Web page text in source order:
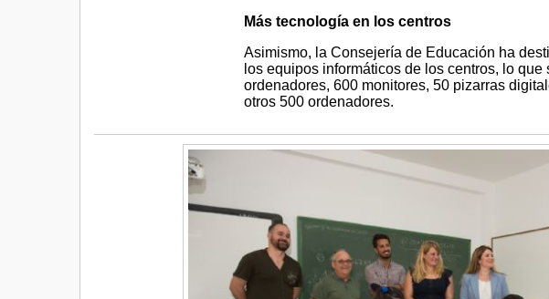
Más tecnología en los centros
Asimismo, la Consejería de Educación ha
los equipos informáticos de los centros, lo
ordenadores, 600 monitores, 50 pizarras
otros 500 ordenadores.